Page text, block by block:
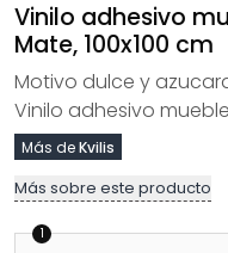
Vinilo adhesivo
Mate, 100x100 cm
Motivo dulce y
Vinilo adhesivo
Más deKvilis
Más sobre este producto
1